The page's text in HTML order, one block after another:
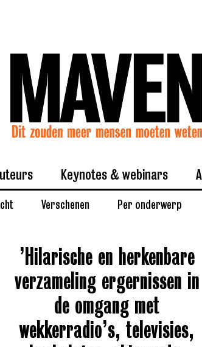
Verschenen Per onderwerp
Keynotes & webinars
’Hilarische en herkenbare
verzameling ergernissen in
de omgang met
wekkerradio’s, televisies,